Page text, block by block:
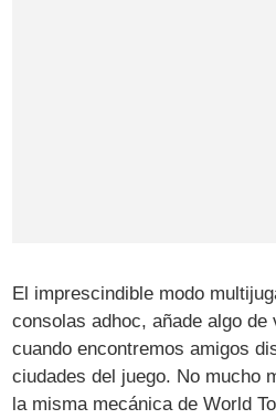
El imprescindible modo
consolas adhoc, añade algo
cuando encontremos amigos
ciudades del juego. No mucho
la misma mecánica de World